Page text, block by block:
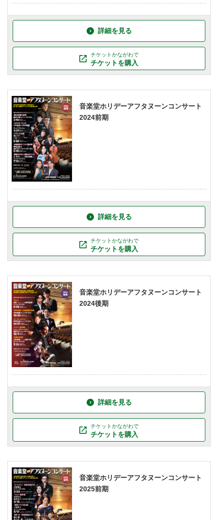
詳細を見る
チケットかながわで
チケットを購入
音楽堂ホリデーアフタヌーンコンサート
2024前期
詳細を見る
チケットかながわで
チケットを購入
音楽堂ホリデーアフタヌーンコンサート
2024後期
詳細を見る
チケットかながわで
チケットを購入
音楽堂ホリデーアフタヌーンコンサート
2025前期